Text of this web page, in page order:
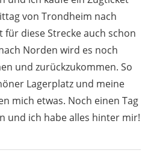
von Trondheim nach
für diese Strecke auch schon
Norden wird es noch
und zurückzukommen. So
Lagerplatz und meine
mich etwas. Noch einen Tag
und ich habe alles hinter mir!